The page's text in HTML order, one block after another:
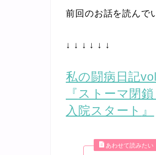
前回のお話を読んで
↓ ↓ ↓ ↓ ↓ ↓
私の闘病日記
『 ストーマ閉
入院スタート 』